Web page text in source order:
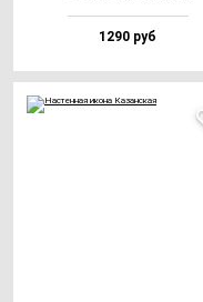
1290 руб